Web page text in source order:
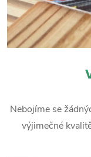
Nebojíme se
výjimečné